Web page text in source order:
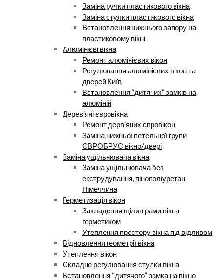
Заміна ручки пластикового вікна
Заміна стулки пластикового вікна
Встановлення нижнього запору на
пластиковому вікні
Алюмінієві вікна
Ремонт алюмінієвих вікон
Регулювання алюмінієвих вікон та
дверей Київ
Встановлення “дитячих” замків на
алюміній
Деревʼяні євровікна
Ремонт дервʼяних євровікон
Заміна нижньої петельної групи
ЄВРОБРУС вікно/двері
Заміна ущільнювача вікна
Заміна ущільнювача без
екструдування, пінополіуретан
Німеччина
Герметизація вікон
Закладення щілин рами вікна
герметиком
Утеплення простору вікна під відливом
Відновлення геометрії вікна
Утеплення вікон
Складне регулювання стулки вікна
Встановлення “дитячого” замка на вікно